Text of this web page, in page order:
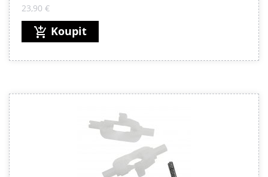
23,90 €
add_shopping_cart Koupit